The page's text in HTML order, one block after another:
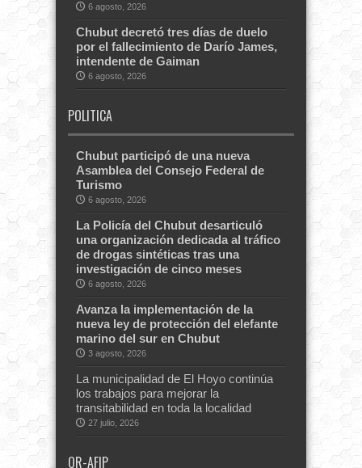
6 agosto, 2026
Chubut decretó tres días de duelo
por el fallecimiento de Darío James,
intendente de Gaiman
6 agosto, 2026
POLITICA
Chubut participó de una nueva
Asamblea del Consejo Federal de
Turismo
6 agosto, 2026
La Policía del Chubut desarticuló
una organización dedicada al tráfico
de drogas sintéticas tras una
investigación de cinco meses
6 agosto, 2026
Avanza la implementación de la
nueva ley de protección del elefante
marino del sur en Chubut
3 agosto, 2026
La municipalidad de El Hoyo continúa
los trabajos para mejorar la
transitabilidad en toda la localidad
27 julio, 2026
QR-AFIP